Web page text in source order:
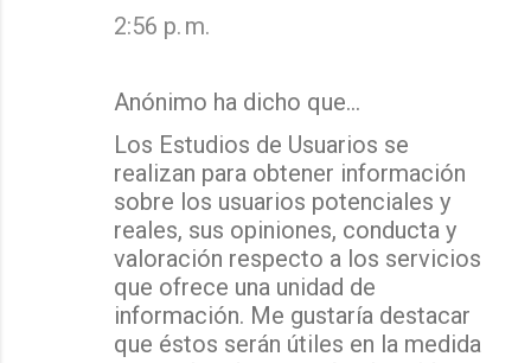
2:56 p. m.
Anónimo ha dicho que…
Los Estudios de Usuarios se
realizan para obtener información
sobre los usuarios potenciales y
reales, sus opiniones, conducta y
valoración respecto a los servicios
que ofrece una unidad de
información. Me gustaría destacar
que éstos serán útiles en la medida